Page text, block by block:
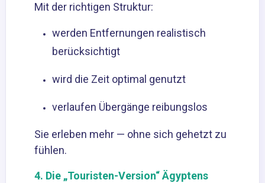
Mit der richtigen Struktur:
werden Entfernungen realistisch
berücksichtigt
wird die Zeit optimal genutzt
verlaufen Übergänge reibungslos
Sie erleben mehr — ohne sich gehetzt zu
fühlen.
4. Die „Touristen-Version“ Ägyptens